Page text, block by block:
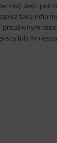
Jeśli
taką
przeciwnym
lub